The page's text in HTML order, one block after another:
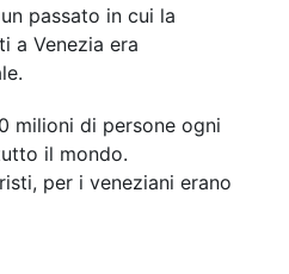
passato in cui la
a Venezia era
milioni di persone ogni
il mondo.
per i veneziani erano